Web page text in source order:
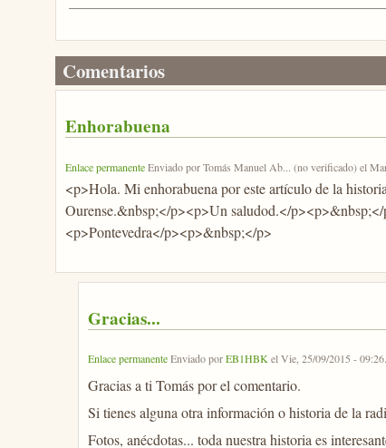
Comentarios
Enhorabuena
Enlace permanenteEnviado porTomás Manuel Ab... (no verificado)el
<p>Hola. Mi enhorabuena por este artículo de la
Ourense.&nbsp;</p><p>Un saludod.</
<p>Pontevedra</p><p>&nbsp;</p>
Gracias...
Enlace permanenteEnviado porEB1HBK elVie, 25/09/2015 - 09:26.
Gracias a ti Tomás por el comentario.
Si tienes alguna otra información o historia de la
Fotos, anécdotas... toda nuestra historia es